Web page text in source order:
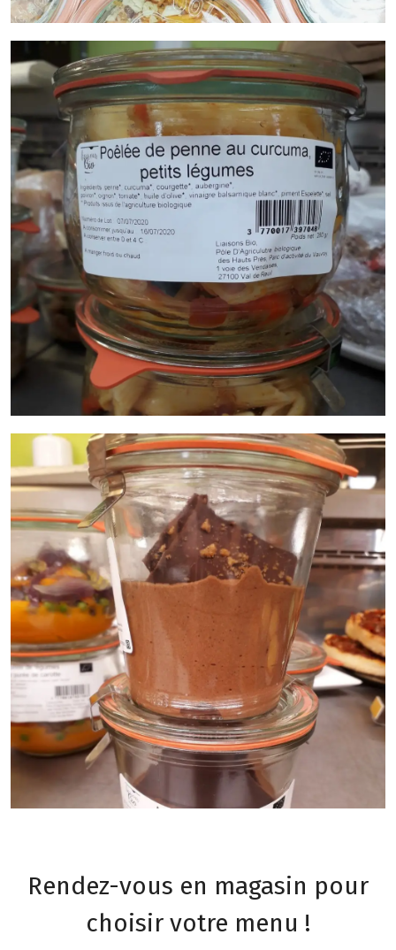
Rendez-vous en magasin pour
choisir votre menu !